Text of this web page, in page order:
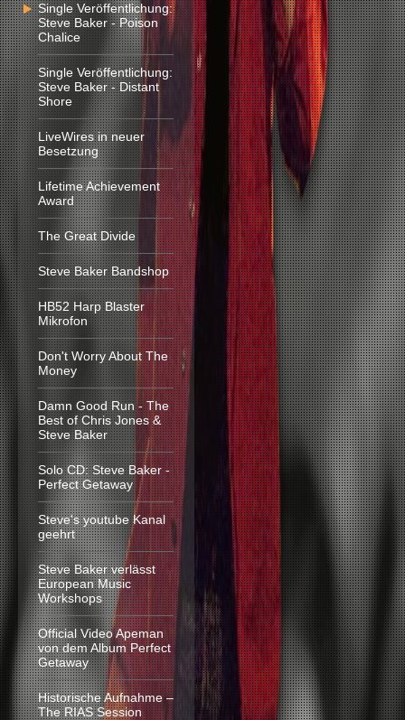
Single Veröffentlichung:
Steve Baker - Poison
Chalice
Single Veröffentlichung:
Steve Baker - Distant
Shore
LiveWires in neuer
Besetzung
Lifetime Achievement
Award
The Great Divide
Steve Baker Bandshop
HB52 Harp Blaster
Mikrofon
Don't Worry About The
Money
Damn Good Run - The
Best of Chris Jones &
Steve Baker
Solo CD: Steve Baker -
Perfect Getaway
Steve's youtube Kanal
geehrt
Steve Baker verlässt
European Music
Workshops
Official Video Apeman
von dem Album Perfect
Getaway
Historische Aufnahme –
The RIAS Session